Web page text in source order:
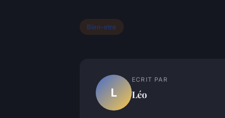
Bien-etre
L
ECRIT PAR
Léo